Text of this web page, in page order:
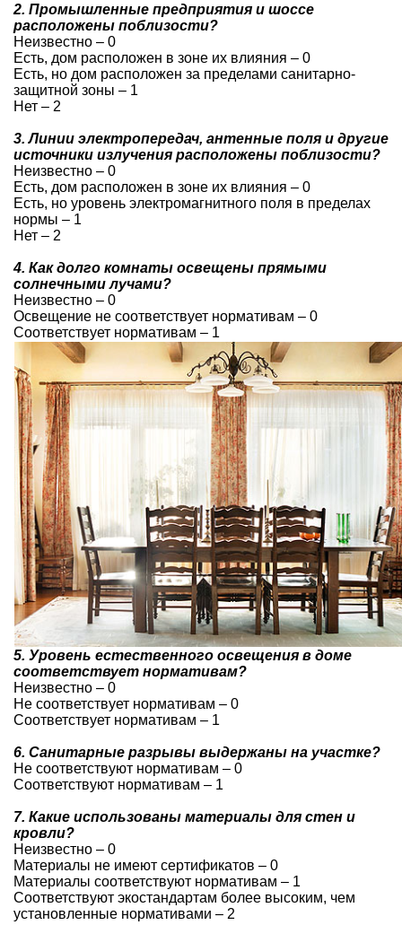
2. Промышленные предприятия и шоссе
расположены поблизости?
Неизвестно – 0
Есть, дом расположен в зоне их влияния – 0
Есть, но дом расположен за пределами санитарно-
защитной зоны – 1
Нет – 2
3. Линии электропередач, антенные поля и другие
источники излучения расположены поблизости?
Неизвестно – 0
Есть, дом расположен в зоне их влияния – 0
Есть, но уровень электромагнитного поля в пределах
нормы – 1
Нет – 2
4. Как долго комнаты освещены прямыми
солнечными лучами?
Неизвестно – 0
Освещение не соответствует нормативам – 0
Соответствует нормативам – 1
5. Уровень естественного освещения в доме
соответствует нормативам?
Неизвестно – 0
Не соответствует нормативам – 0
Соответствует нормативам – 1
6. Санитарные разрывы выдержаны на участке?
Не соответствуют нормативам – 0
Соответствуют нормативам – 1
7. Какие использованы материалы для стен и
кровли?
Неизвестно – 0
Материалы не имеют сертификатов – 0
Материалы соответствуют нормативам – 1
Соответствуют экостандартам более высоким, чем
установленные нормативами – 2